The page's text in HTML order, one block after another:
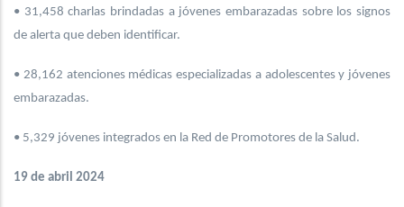
• 31,458 charlas brindadas a jóvenes embarazadas sobre los signos
de alerta que deben identificar.
• 28,162 atenciones médicas especializadas a adolescentes y jóvenes
embarazadas.
• 5,329 jóvenes integrados en la Red de Promotores de la Salud.
19 de abril 2024